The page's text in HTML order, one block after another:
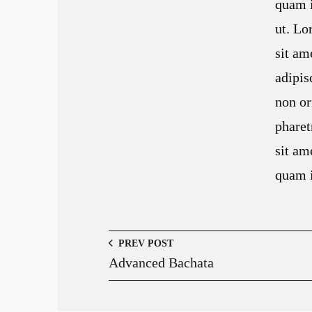
quam
ut.
sit
non
sit
quam
PREV POST
Advanced Bachata